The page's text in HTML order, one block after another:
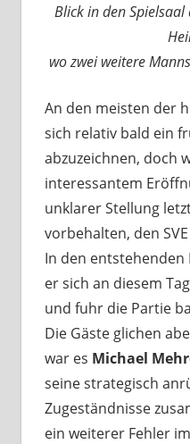
Blick in den
wo zwei weitere
An den meisten der
sich relativ bald ein
abzuzeichnen, doch
interessantem
unklarer Stellung
vorbehalten, den
In den
er sich an diesem
und fuhr die Partie
Die Gäste glichen
war es Michael
seine strategisch
Zugeständnisse
ein weiterer Fehler